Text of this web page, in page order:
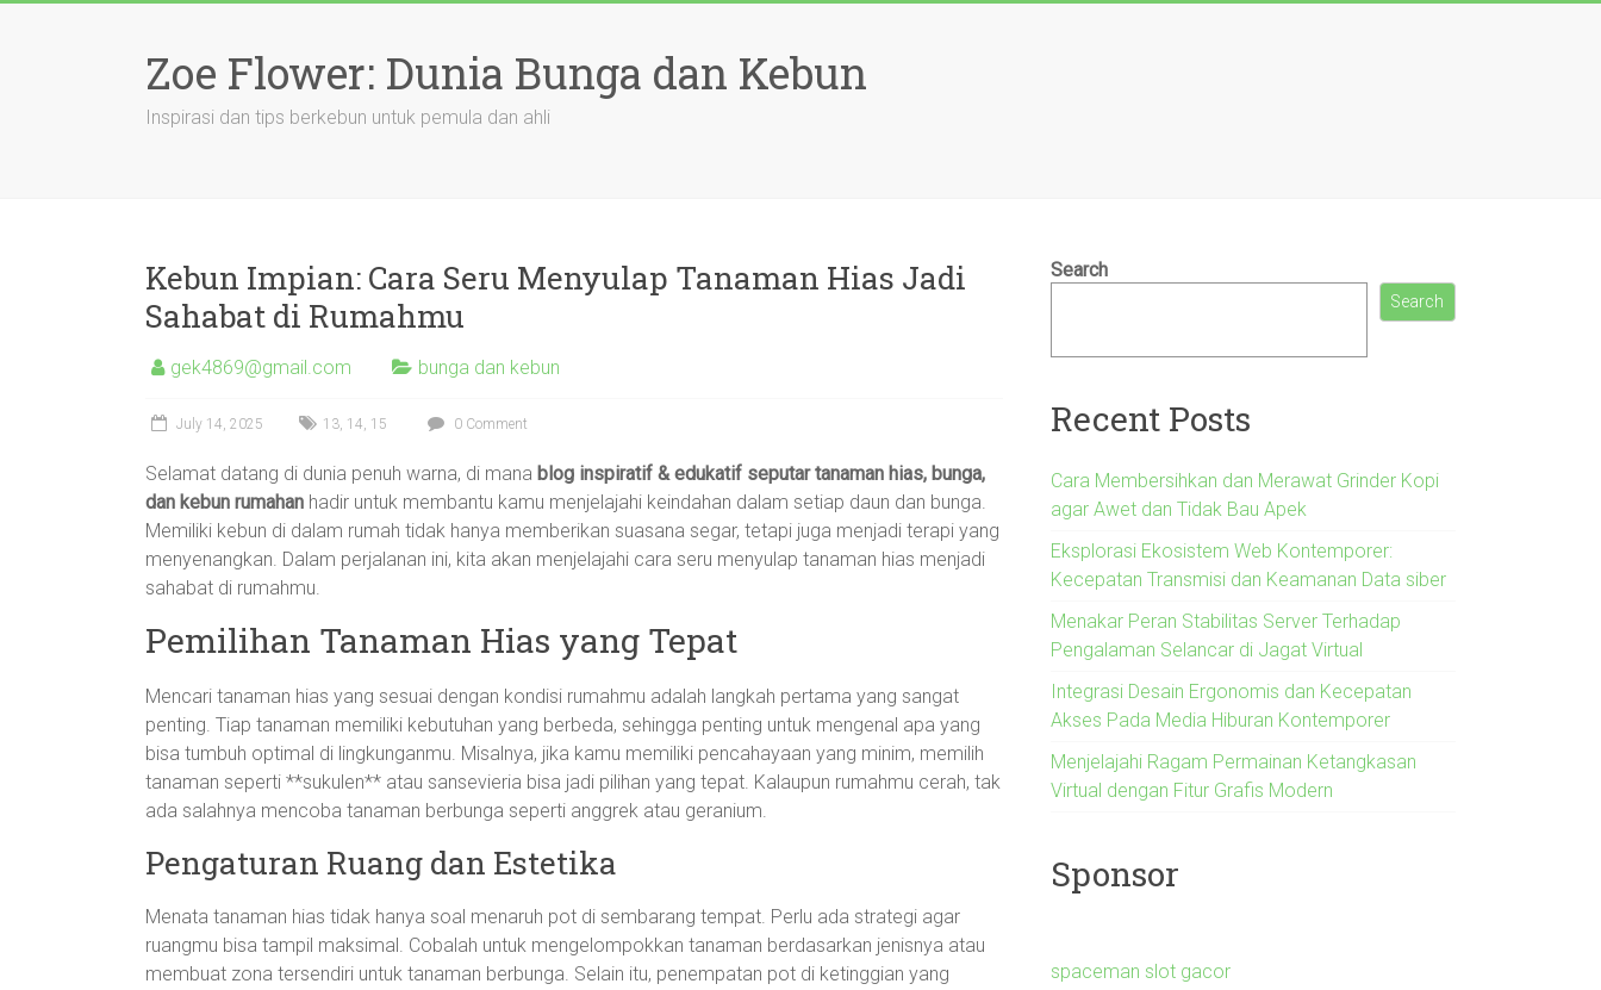
Zoe Flower: Dunia Bunga dan Kebun
Inspirasi dan tips berkebun untuk pemula dan ahli
Kebun Impian: Cara Seru Menyulap Tanaman Hias Jadi
Sahabat di Rumahmu
gek4869@gmail.com bunga dan kebun
July 14, 2025 13, 14, 15 0 Comment
Selamat datang di dunia penuh warna, di mana blog inspiratif & edukatif seputar tanaman hias, bunga,
dan kebun rumahan hadir untuk membantu kamu menjelajahi keindahan dalam setiap daun dan bunga.
Memiliki kebun di dalam rumah tidak hanya memberikan suasana segar, tetapi juga menjadi terapi yang
menyenangkan. Dalam perjalanan ini, kita akan menjelajahi cara seru menyulap tanaman hias menjadi
sahabat di rumahmu.
Pemilihan Tanaman Hias yang Tepat
Mencari tanaman hias yang sesuai dengan kondisi rumahmu adalah langkah pertama yang sangat
penting. Tiap tanaman memiliki kebutuhan yang berbeda, sehingga penting untuk mengenal apa yang
bisa tumbuh optimal di lingkunganmu. Misalnya, jika kamu memiliki pencahayaan yang minim, memilih
tanaman seperti **sukulen** atau sansevieria bisa jadi pilihan yang tepat. Kalaupun rumahmu cerah, tak
ada salahnya mencoba tanaman berbunga seperti anggrek atau geranium.
Pengaturan Ruang dan Estetika
Menata tanaman hias tidak hanya soal menaruh pot di sembarang tempat. Perlu ada strategi agar
ruangmu bisa tampil maksimal. Cobalah untuk mengelompokkan tanaman berdasarkan jenisnya atau
membuat zona tersendiri untuk tanaman berbunga. Selain itu, penempatan pot di ketinggian yang
Search
Search
Recent Posts
Cara Membersihkan dan Merawat Grinder Kopi
agar Awet dan Tidak Bau Apek
Eksplorasi Ekosistem Web Kontemporer:
Kecepatan Transmisi dan Keamanan Data siber
Menakar Peran Stabilitas Server Terhadap
Pengalaman Selancar di Jagat Virtual
Integrasi Desain Ergonomis dan Kecepatan
Akses Pada Media Hiburan Kontemporer
Menjelajahi Ragam Permainan Ketangkasan
Virtual dengan Fitur Grafis Modern
Sponsor
spaceman slot gacor